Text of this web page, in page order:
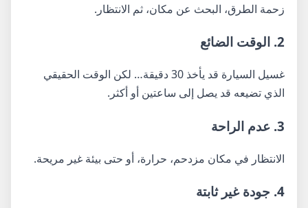
زحمة الطرق، البحث عن مكان، ثم الانتظار.
2. الوقت الضائع
غسيل السيارة قد يأخذ 30 دقيقة… لكن الوقت الحقيقي
الذي تضيعه قد يصل إلى ساعتين أو أكثر.
3. عدم الراحة
الانتظار في مكان مزدحم، حرارة، أو حتى بيئة غير مريحة.
4. جودة غير ثابتة